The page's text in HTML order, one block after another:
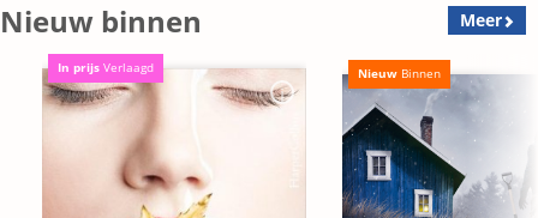
Nieuw binnen Meer
In prijs Verlaagd Nieuw Binnen